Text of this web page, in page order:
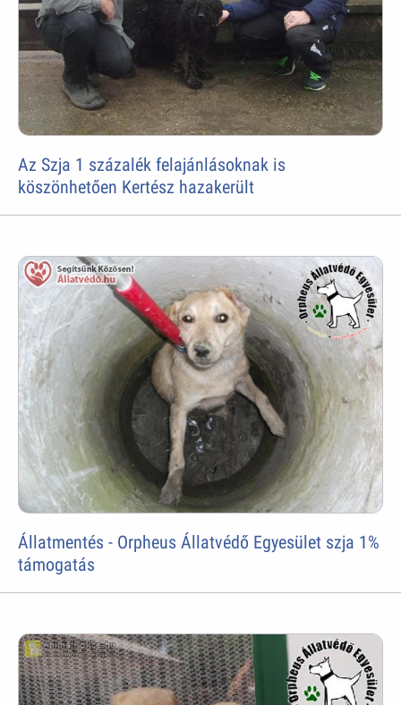
Az Szja 1 százalék felajánlásoknak is
köszönhetően Kertész hazakerült
Állatmentés - Orpheus Állatvédő Egyesület szja 1%
támogatás